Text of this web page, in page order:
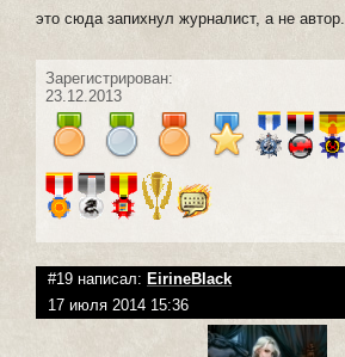
это сюда запихнул журналист, а не автор.
Зарегистрирован:
23.12.2013
#19 написал: EirineBlack
17 июля 2014 15:36